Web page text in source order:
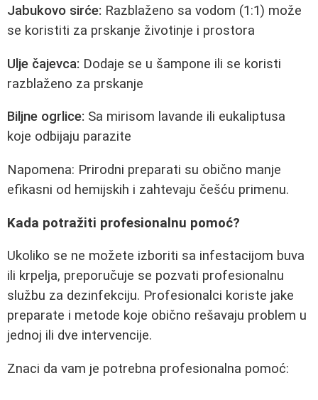
Jabukovo sirće: Razblaženo sa vodom (1:1) može
se koristiti za prskanje životinje i prostora
Ulje čajevca: Dodaje se u šampone ili se koristi
razblaženo za prskanje
Biljne ogrlice: Sa mirisom lavande ili eukaliptusa
koje odbijaju parazite
Napomena: Prirodni preparati su obično manje
efikasni od hemijskih i zahtevaju češću primenu.
Kada potražiti profesionalnu pomoć?
Ukoliko se ne možete izboriti sa infestacijom buva
ili krpelja, preporučuje se pozvati profesionalnu
službu za dezinfekciju. Profesionalci koriste jake
preparate i metode koje obično rešavaju problem u
jednoj ili dve intervencije.
Znaci da vam je potrebna profesionalna pomoć: